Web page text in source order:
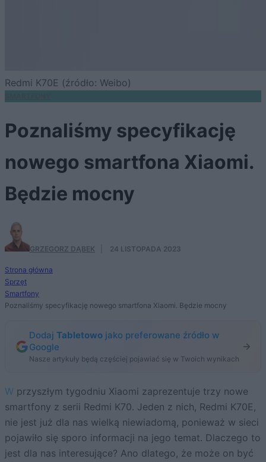
Redmi K70E (źródło: Weibo)
Poznaliśmy specyfikację
nowego smartfona Xiaomi.
Będzie mocny
GRZEGORZ DĄBEK 24 LISTOPADA 2023
Strona główna
Sprzęt
Smartfony
Poznaliśmy specyfikację nowego smartfona Xiaomi. Będzie mocny
Dodaj Tabletowo jako preferowane źródło w
Google
Nasze artykuły będą częściej pojawiać się w Twoich wynikach
W przyszłym tygodniu Xiaomi zaprezentuje trzy nowe
smartfony z serii Redmi K70. Jeden z nich, Redmi K70E,
nie jest już dla nas wielką niewiadomą, ponieważ w sieci
pojawiło się sporo informacji na jego temat. Dlaczego to
jest dla nas interesujące? Ano dlatego, że może on być